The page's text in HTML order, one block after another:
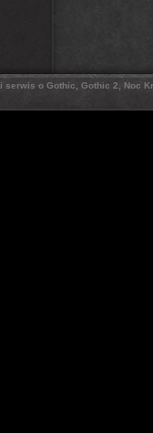
o Gothic, Gothic 2, Noc